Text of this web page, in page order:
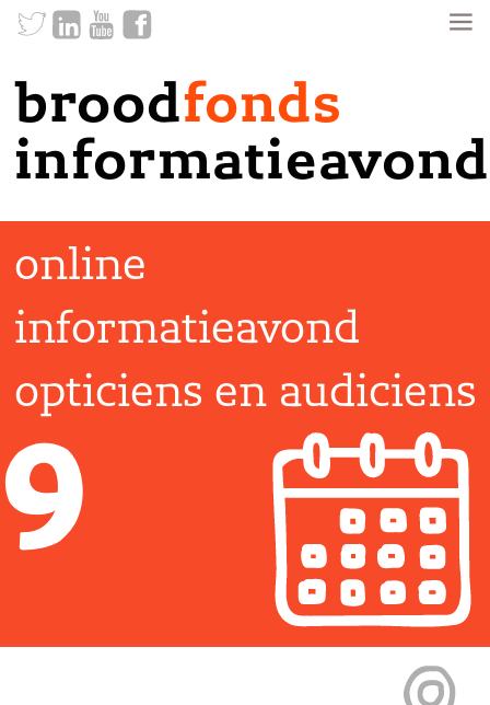
broodfonds
informatieavond
online
informatieavond
opticiens en audiciens
9